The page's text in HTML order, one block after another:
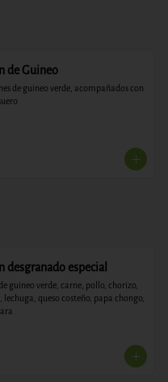
de Guineo
de guineo verde, acompañados con
desgranado especial
guineo verde, carne, pollo, chorizo,
queso costeño, papa chongo,